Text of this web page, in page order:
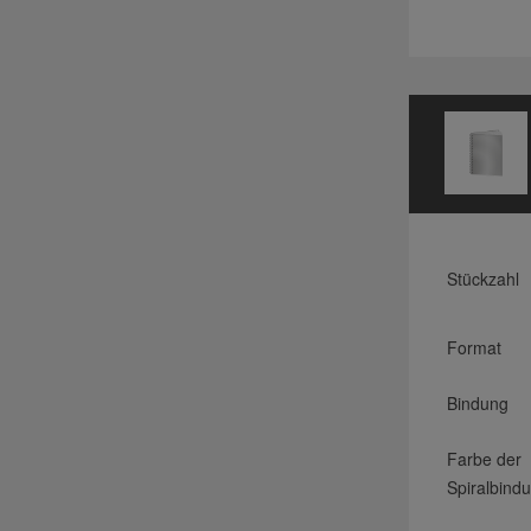
Stückzahl
Format
Bindung
Farbe der